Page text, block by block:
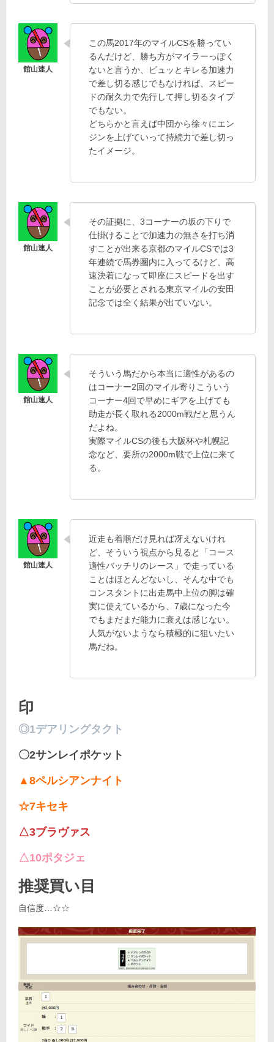
この馬2017年のマイルCSを勝ってい
るんだけど、勝ち方がマイラーっぽく
ないと言うか、ビュッとキレる加速力
で差し切る感じでもなければ、スピー
ドの耐久力で先行して押し切るタイプ
でもない。
どちらかと言えば中団から徐々にエン
ジンを上げていって持続力で差し切っ
たイメージ。
その証拠に、3コーナーの坂の下りで
仕掛けることで加速力の無さを打ち消
すことが出来る京都のマイルCSでは3
年連続で馬券圏内に入ってるけど、高
速決着になって即座にスピードを出す
ことが必要とされる東京マイルの安田
記念では全く結果が出ていない。
そういう馬だから本当に適性があるの
はコーナー2回のマイル寄りこういう
コーナー4回で早めにギアを上げても
助走が長く取れる2000m戦だと思うん
だよね。
実際マイルCSの後も大阪杯や札幌記
念など、要所の2000m戦で上位に来て
る。
近走も着順だけ見れば冴えないけれ
ど、そういう視点から見ると「コース
適性バッチリのレース」で走っている
ことはほとんどないし、そんな中でも
コンスタントに出走馬中上位の脚は確
実に使えているから、7歳になった今
でもまだまだ能力に衰えは感じない。
人気がないようなら積極的に狙いたい
馬だね。
印
◎1デアリングタクト
〇2サンレイポケット
▲8ペルシアンナイト
☆7キセキ
△3ブラヴァス
△10ポタジェ
推奨買い目
自信度…☆☆